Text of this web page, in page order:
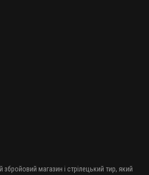
збройовий магазин і стрілецький тир, який